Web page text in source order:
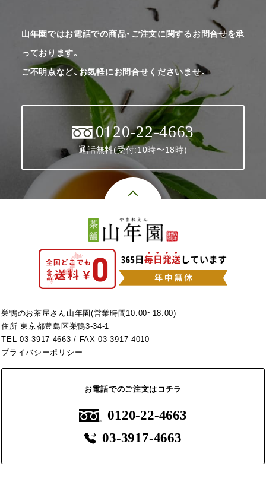
山年園ではお電話での商品・ご注文に関するお問合せを承
っております。
ご不明点など、お気軽にお問合せくださいませ。
0120-22-4663
通話無料(受付:10時〜18時)
巣鴨のお茶屋さん山年園(営業時間10:00~18:00)
住所 東京都豊島区巣鴨3-34-1
TEL03-3917-4663 / FAX 03-3917-4010
プライバシーポリシー
お電話でのご注文はコチラ
0120-22-4663
03-3917-4663